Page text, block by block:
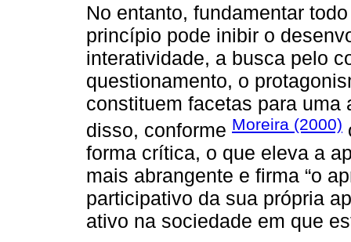
No entanto, fundamentar
princípio pode inibir o
interatividade, a busca pelo
questionamento, o
constituem facetas para
disso, conforme Moreira (2000)
forma crítica, o que eleva a
mais abrangente e firma “o
participativo da sua própria
ativo na sociedade em que